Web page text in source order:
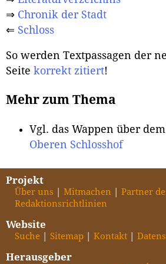
⇒ Chronik der Stadt
⇐ Schloss
So werden Textpassagen der
Seite korrekt zitiert!
Mehr zum Thema
Vgl. das Wappen über
Oberen Schlosshof
Projekt
Über uns Mitmachen
Partner
Redaktionsrichtlinien
Website
Suche Sitemap Kontakt
Herausgeber